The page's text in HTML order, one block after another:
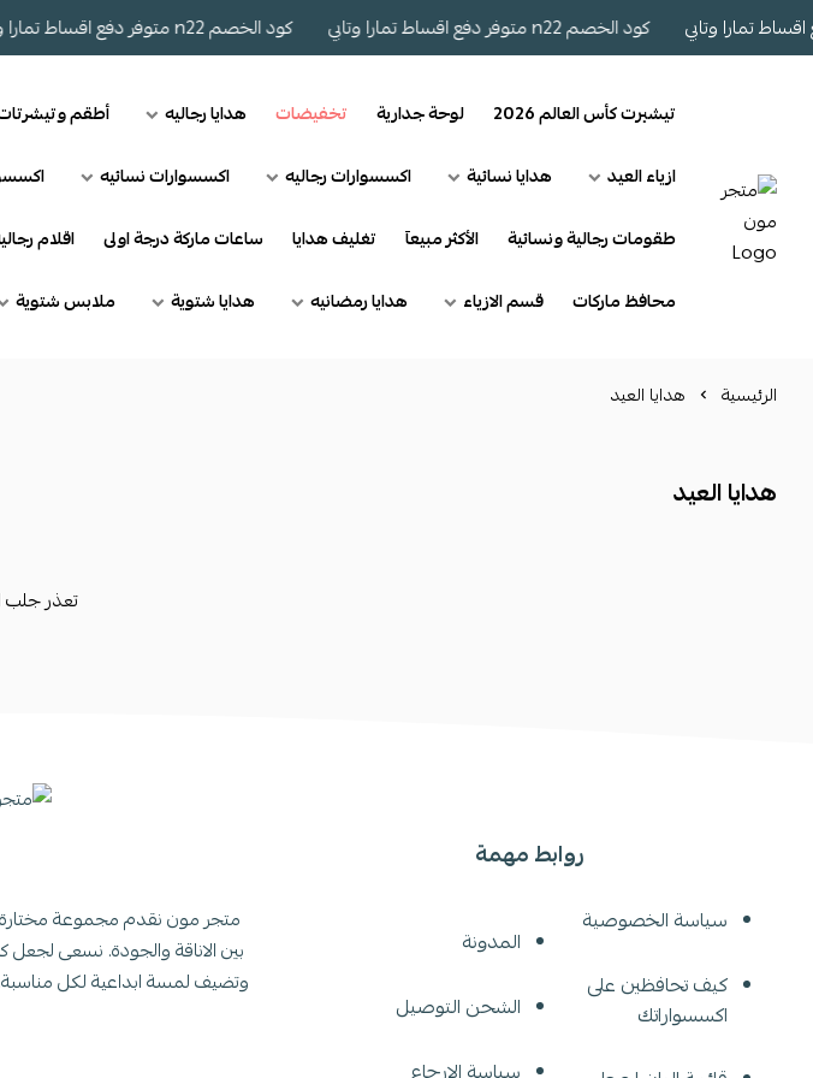
كود الخصم n22 متوفر دفع اقساط تمارا وتابي كود الخصم n22 متوفر دفع اقساط تمارا وتابي
تيشيرت كأس العالم 2026 لوحة جدارية تخفيضات هدايا رجاليه أطقم وتيشرتات
ازياء العيد
هدايا نسائية اكسسوارات رجاليه اكسسوارات نسائيه
طقومات رجالية ونسائية
الأكثر مبيعآ تغليف هدايا ساعات ماركة درجة اولى اقلام
محافظ ماركات
قسم الازياء هدايا رمضانيه هدايا شتوية ملابس شتوية
الرئيسية هدايا العيد
هدايا العيد
تعذر جلب
روابط مهمة
سياسة الخصوصية
كيف تحافظين على
اكسسواراتك
المدونة
الشحن التوصيل
متجر مون نقدم مجموعة مختارة
بين الاناقة والجودة. نسعى
وتضيف لمسة ابداعية لكل